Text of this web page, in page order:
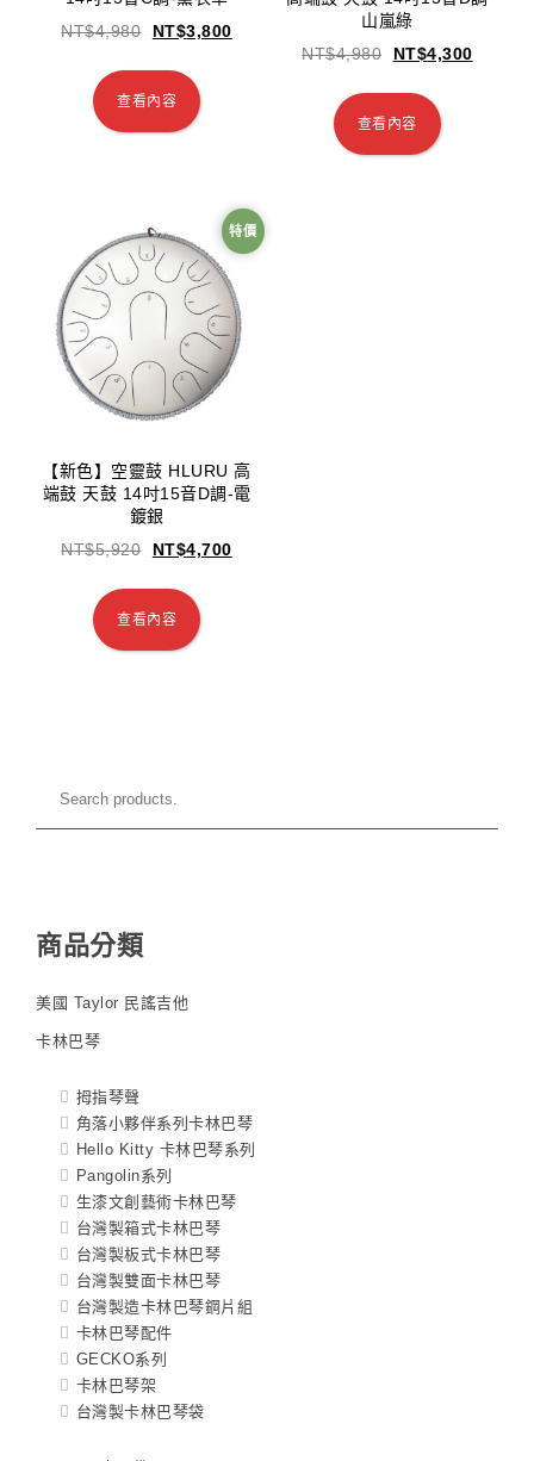
NT$4,980 NT$3,800
查看內容
山嵐綠
NT$4,980 NT$4,300
查看內容
特價
【新色】空靈鼓 HLURU 高
端鼓 天鼓 14吋15音D調-電
鍍銀
NT$5,920 NT$4,700
查看內容
商品分類
美國 Taylor 民謠吉他
卡林巴琴
拇指琴聲
角落小夥伴系列卡林巴琴
Hello Kitty 卡林巴琴系列
Pangolin系列
生漆文創藝術卡林巴琴
台灣製箱式卡林巴琴
台灣製板式卡林巴琴
台灣製雙面卡林巴琴
台灣製造卡林巴琴鋼片組
卡林巴琴配件
GECKO系列
卡林巴琴架
台灣製卡林巴琴袋